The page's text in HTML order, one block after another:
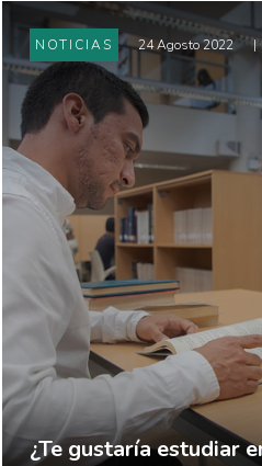
NOTICIAS 24 Agosto 2022 |
¿Te gustaría estudiar